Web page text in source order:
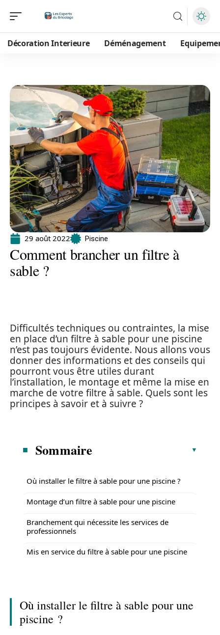
Décoration Interieure Déménagement
29 août 2022 Piscine
Comment brancher un filtre à
sable ?
Difficultés techniques ou contraintes, la mise
en place d’un filtre à sable pour une piscine
n’est pas toujours évidente. Nous allons vous
donner des informations et des conseils qui
pourront vous être utiles durant
l’installation, le montage et même la mise en
marche de votre filtre à sable. Quels sont les
principes à savoir et à suivre ?
Sommaire
Où installer le filtre à sable pour une piscine ?
Montage d’un filtre à sable pour une piscine
Branchement qui nécessite les services de
professionnels
Mis en service du filtre à sable pour une piscine
Où installer le filtre à sable pour une
piscine ?